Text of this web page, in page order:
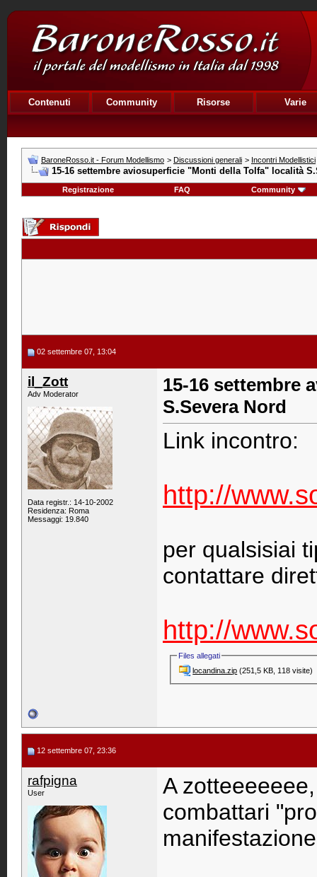
Contenuti Community Risorse Varie
BaroneRosso.it - Forum Modellismo > Discussioni generali > Incontri Modellistici
15-16 settembre aviosuperficie "Monti della Tolfa" località
Registrazione FAQ Community
02 settembre 07, 13:04
il_Zott
Adv Moderator
Data registr.: 14-10-2002
Residenza: Roma
Messaggi: 19.840
15-16 settembre
S.Severa Nord
Link incontro:
http://
per qualsisiai
contattare
http://
Files allegati
locandina.zip‎ (251,5 KB, 118 visite)
12 settembre 07, 23:36
rafpigna
User
A
combattari